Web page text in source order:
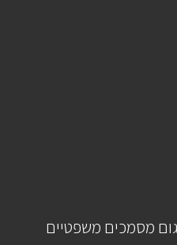
מסמכים משפטיים